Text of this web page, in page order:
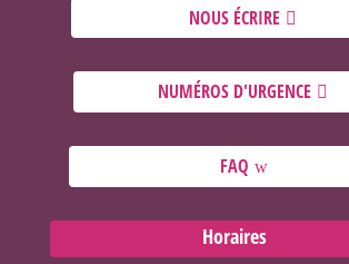
NOUS ÉCRIRE
NUMÉROS D'URGENCE
FAQ
Horaires